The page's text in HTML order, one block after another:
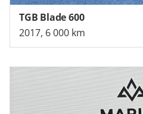
TGB Blade 600
2017, 6 000 km